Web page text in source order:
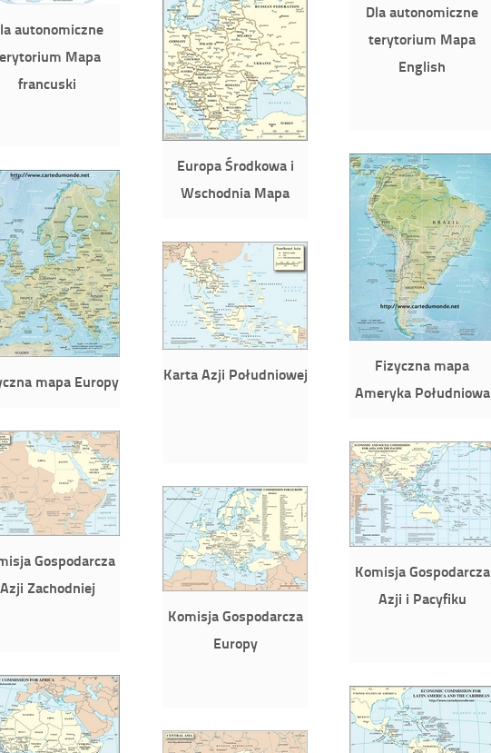
Dla autonomiczne
terytorium Mapa
English
autonomiczne
Mapa
francuski
Europa Środkowa i
Wschodnia Mapa
Fizyczna mapa
Ameryka Południowa
mapa Europy Karta Azji Południowej
Gospodarcza
Azji Zachodniej
Komisja Gospodarcza
Azji i Pacyfiku
Komisja Gospodarcza
Europy